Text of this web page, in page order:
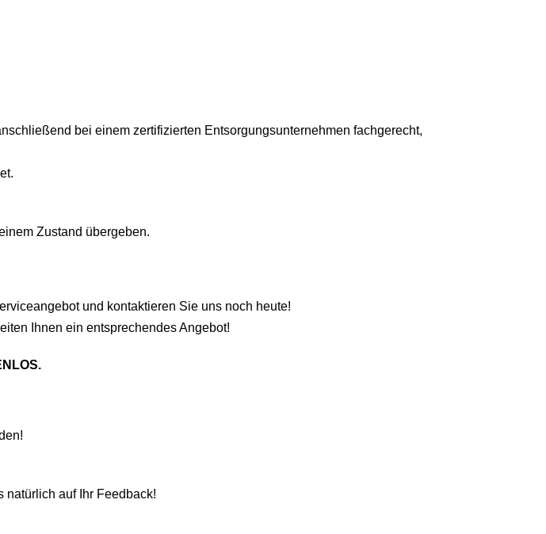
bei einem zertifizierten Entsorgungsunternehmen fachgerecht,
Zustand übergeben.
und kontaktieren Sie uns noch heute!
Ihnen ein entsprechendes Angebot!
natürlich auf Ihr Feedback!